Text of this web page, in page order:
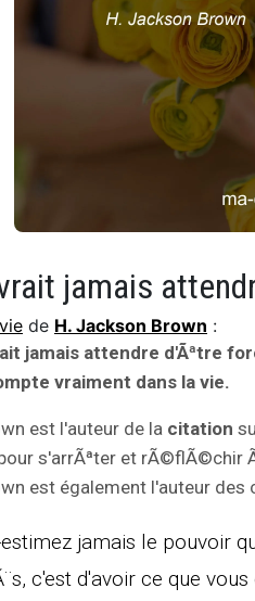
de H. Jackson Brown :
jamais attendre d'Ãªtre
vraiment dans la vie.
est l'auteur de la citation
s'arrÃªter et rÃ©flÃ©chir
est également l'auteur des
jamais le pouvoir
c'est d'avoir ce que